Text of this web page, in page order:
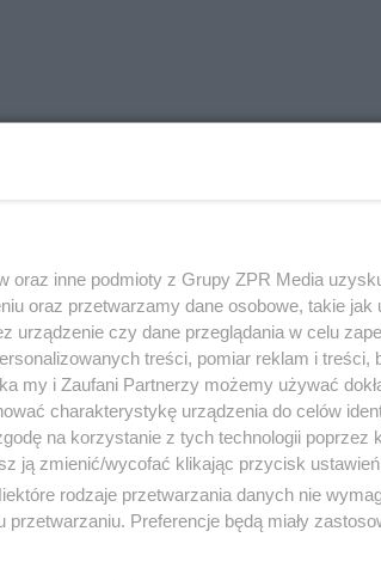
oraz inne podmioty z Grupy ZPR Media
oraz przetwarzamy dane osobowe, takie jak
urządzenie czy dane przeglądania w celu
treści, pomiar reklam i treści,
my i Zaufani Partnerzy możemy używać
charakterystykę urządzenia do celów
na korzystanie z tych technologii poprzez
ją zmienić/wycofać klikając przycisk
rodzaje przetwarzania danych nie
Preferencje będą miały